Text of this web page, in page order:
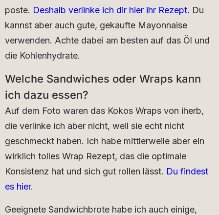
poste. Deshalb verlinke ich dir hier ihr Rezept. Du
kannst aber auch gute, gekaufte Mayonnaise
verwenden. Achte dabei am besten auf das Öl und
die Kohlenhydrate.
Welche Sandwiches oder Wraps kann
ich dazu essen?
Auf dem Foto waren das Kokos Wraps von iherb,
die verlinke ich aber nicht, weil sie echt nicht
geschmeckt haben. Ich habe mittlerweile aber ein
wirklich tolles Wrap Rezept, das die optimale
Konsistenz hat und sich gut rollen lässt. Du findest
es hier.
Geeignete Sandwichbrote habe ich auch einige,